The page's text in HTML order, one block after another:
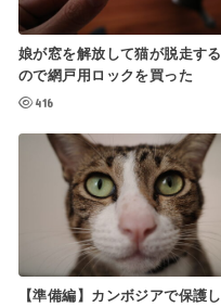
娘が窓を解放して猫が脱走する
ので網戸用ロックを買った
416
【準備編】カンボジアで保護し